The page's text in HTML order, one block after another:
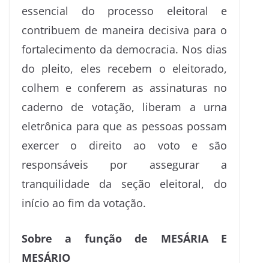
essencial do processo eleitoral e
contribuem de maneira decisiva para o
fortalecimento da democracia. Nos dias
do pleito, eles recebem o eleitorado,
colhem e conferem as assinaturas no
caderno de votação, liberam a urna
eletrônica para que as pessoas possam
exercer o direito ao voto e são
responsáveis por assegurar a
tranquilidade da seção eleitoral, do
início ao fim da votação.
Sobre a função de MESÁRIA E
MESÁRIO